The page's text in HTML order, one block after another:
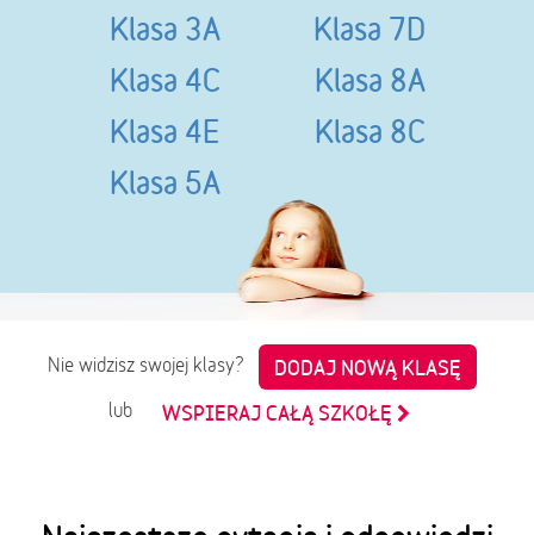
Klasa 3A
Klasa 4C
Klasa 4E
Klasa 5A
Klasa 7D
Klasa 8A
Klasa 8C
Nie widzisz swojej klasy?
DODAJ NOWĄ KLASĘ
lub
WSPIERAJ CAŁĄ SZKOŁĘ